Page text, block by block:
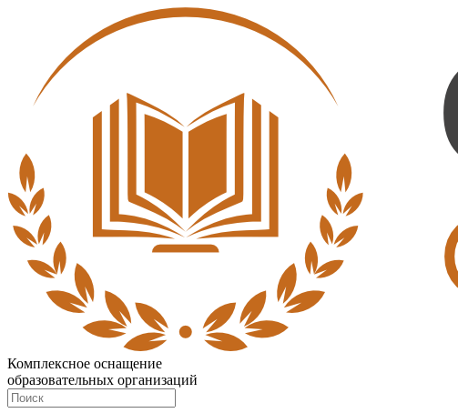
Комплексное оснащение
образовательных организаций